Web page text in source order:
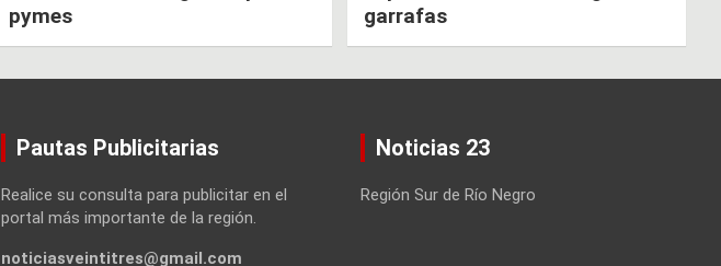
pymes
garrafas
Pautas Publicitarias
Realice su consulta para publicitar en el
portal más importante de la región.
noticiasveintitres@gmail.com
Noticias 23
Región Sur de Río Negro